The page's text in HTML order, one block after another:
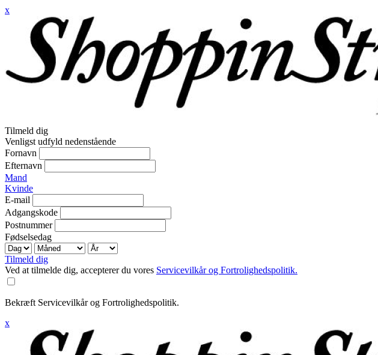
x
Tilmeld dig
Venligst udfyld nedenstående
Fornavn
Efternavn
Mand
Kvinde
E-mail
Adgangskode
Postnummer
Fødselsedag
Tilmeld dig
Ved at tilmelde dig, accepterer du vores Servicevilkår og Fortrolighedspolitik.
Bekræft Servicevilkår og Fortrolighedspolitik.
x